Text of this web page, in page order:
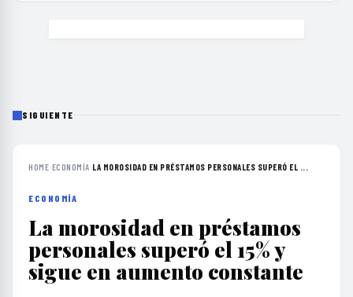
SIGUIENTE
HOME›ECONOMÍA›LA MOROSIDAD EN PRÉSTAMOS PERSONALES SUPERÓ EL ...
ECONOMÍA
La morosidad en préstamos
personales superó el 15% y
sigue en aumento constante